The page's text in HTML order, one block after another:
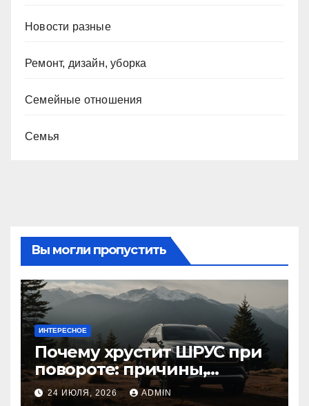
Новости разные
Ремонт, дизайн, уборка
Семейные отношения
Семья
Вы могли пропустить
ИНТЕРЕСНОЕ
Почему хрустит ШРУС при
повороте: причины,
диагностика
24 ИЮЛЯ, 2026 ADMIN